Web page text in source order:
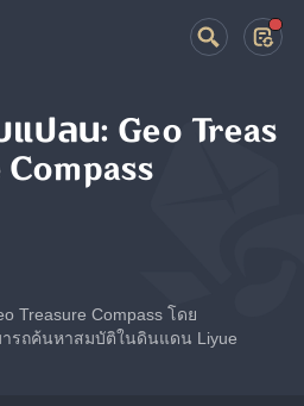
แปลน: Geo Treas
Treasure Compass โดย
รถค้นหาสมบัติในดินแดน Liyue